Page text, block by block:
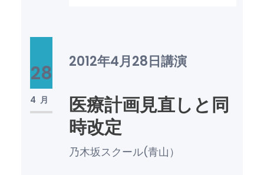
28
4月
2012年4月28日講演
医療計画見直しと同
時改定
乃木坂スクール(青山）